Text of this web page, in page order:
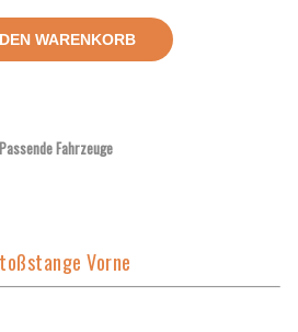
WARENKORB
Passende Fahrzeuge
Vorne